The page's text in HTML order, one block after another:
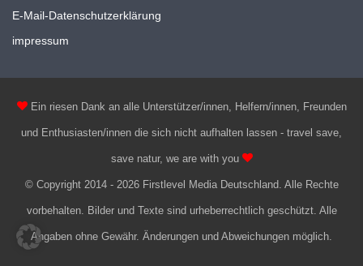
E-Mail-Datenschutzerklärung
impressum
Ein riesen Dank an alle Unterstützer/innen, Helfern/innen, Freunden
und Enthusiasten/innen die sich nicht aufhalten lassen - travel save,
save natur, we are with you
© Copyright 2014 - 2026 Firstlevel Media Deutschland. Alle Rechte
vorbehalten. Bilder und Texte sind urheberrechtlich geschützt. Alle
Angaben ohne Gewähr. Änderungen und Abweichungen möglich.